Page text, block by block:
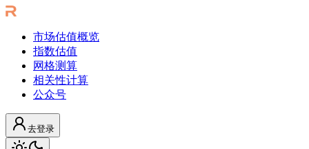
市场估值概览
指数估值
网格测算
相关性计算
公众号
去登录